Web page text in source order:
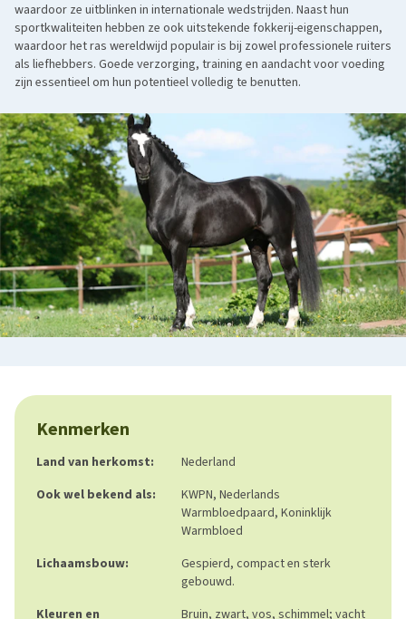
waardoor ze uitblinken in internationale wedstrijden. Naast hun
sportkwaliteiten hebben ze ook uitstekende fokkerij-eigenschappen,
waardoor het ras wereldwijd populair is bij zowel professionele ruiters
als liefhebbers. Goede verzorging, training en aandacht voor voeding
zijn essentieel om hun potentieel volledig te benutten.
Kenmerken
Land van herkomst:
Nederland
Ook wel bekend als:
KWPN, Nederlands
Warmbloedpaard, Koninklijk
Warmbloed
Lichaamsbouw:
Gespierd, compact en sterk
gebouwd.
Kleuren en
Bruin, zwart, vos, schimmel; vacht